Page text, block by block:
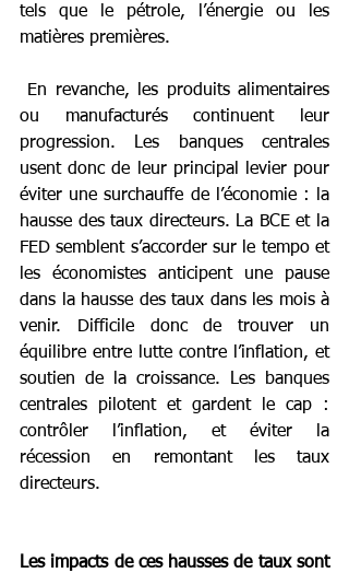
tels que le pétrole, l’énergie ou les
matières premières.
ou manufacturés continuent leur
progression. Les banques centrales
usent donc de leur principal levier pour
éviter une surchauffe de l’économie : la
hausse des taux directeurs. La BCE et la
FED semblent s’accorder sur le tempo et
les économistes anticipent une pause
dans la hausse des taux dans les mois à
venir. Difficile donc de trouver un
équilibre entre lutte contre l’inflation, et
soutien de la croissance. Les banques
centrales pilotent et gardent le cap :
contrôler l’inflation, et éviter la
récession en remontant les taux
directeurs.
Les impacts de ces hausses de taux sont